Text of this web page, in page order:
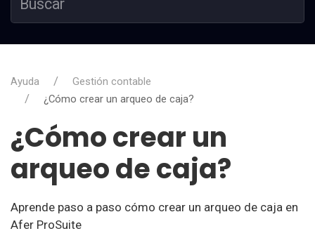
Ayuda
Gestión contable
¿Cómo crear un arqueo de caja?
¿Cómo crear un
arqueo de caja?
Aprende paso a paso cómo crear un arqueo de caja en
Afer ProSuite